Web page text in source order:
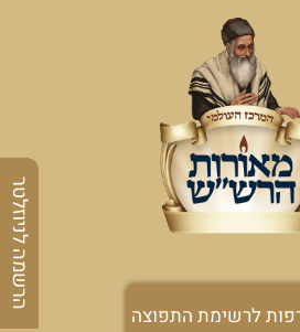
לרשימת התפוצה
הרשמה לניוזלטר